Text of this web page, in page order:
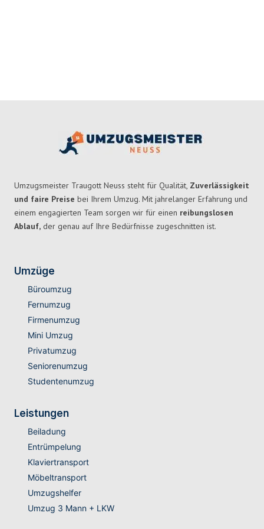
Umzugsmeister Traugott Neuss steht für Qualität, Zuverlässigkeit
und faire Preise bei Ihrem Umzug. Mit jahrelanger Erfahrung und
einem engagierten Team sorgen wir für einen reibungslosen
Ablauf, der genau auf Ihre Bedürfnisse zugeschnitten ist.
Umzüge
Büroumzug
Fernumzug
Firmenumzug
Mini Umzug
Privatumzug
Seniorenumzug
Studentenumzug
Leistungen
Beiladung
Entrümpelung
Klaviertransport
Möbeltransport
Umzugshelfer
Umzug 3 Mann + LKW